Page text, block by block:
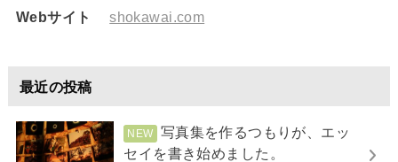
Webサイト
shokawai.com
最近の投稿
写真集を作るつもりが、エッ
セイを書き始めました。